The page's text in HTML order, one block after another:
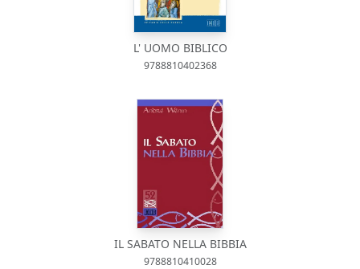
L' UOMO BIBLICO
9788810402368
IL SABATO NELLA BIBBIA
9788810410028